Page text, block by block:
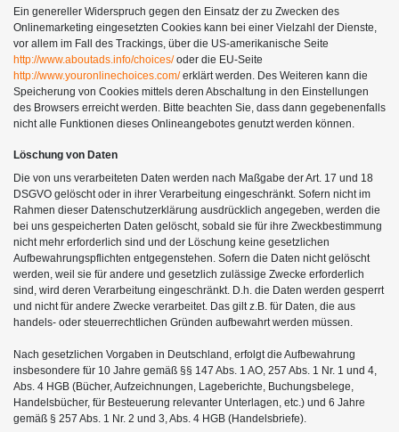
Ein genereller Widerspruch gegen den Einsatz der zu Zwecken des
Onlinemarketing eingesetzten Cookies kann bei einer Vielzahl der Dienste,
vor allem im Fall des Trackings, über die US-amerikanische Seite
http://www.aboutads.info/choices/oder die EU-Seite
http://www.youronlinechoices.com/erklärt werden. Des Weiteren kann die
Speicherung von Cookies mittels deren Abschaltung in den Einstellungen
des Browsers erreicht werden. Bitte beachten Sie, dass dann gegebenenfalls
nicht alle Funktionen dieses Onlineangebotes genutzt werden können.
Löschung von Daten
Die von uns verarbeiteten Daten werden nach Maßgabe der Art. 17 und 18
DSGVO gelöscht oder in ihrer Verarbeitung eingeschränkt. Sofern nicht im
Rahmen dieser Datenschutzerklärung ausdrücklich angegeben, werden die
bei uns gespeicherten Daten gelöscht, sobald sie für ihre Zweckbestimmung
nicht mehr erforderlich sind und der Löschung keine gesetzlichen
Aufbewahrungspflichten entgegenstehen. Sofern die Daten nicht gelöscht
werden, weil sie für andere und gesetzlich zulässige Zwecke erforderlich
sind, wird deren Verarbeitung eingeschränkt. D.h. die Daten werden gesperrt
und nicht für andere Zwecke verarbeitet. Das gilt z.B. für Daten, die aus
handels- oder steuerrechtlichen Gründen aufbewahrt werden müssen.
Nach gesetzlichen Vorgaben in Deutschland, erfolgt die Aufbewahrung
insbesondere für 10 Jahre gemäß §§ 147 Abs. 1 AO, 257 Abs. 1 Nr. 1 und 4,
Abs. 4 HGB (Bücher, Aufzeichnungen, Lageberichte, Buchungsbelege,
Handelsbücher, für Besteuerung relevanter Unterlagen, etc.) und 6 Jahre
gemäß § 257 Abs. 1 Nr. 2 und 3, Abs. 4 HGB (Handelsbriefe).